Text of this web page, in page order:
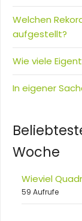
Welchen
aufgestellt?
Wie viele
In eigener
Woche
Wieviel
59 Aufrufe